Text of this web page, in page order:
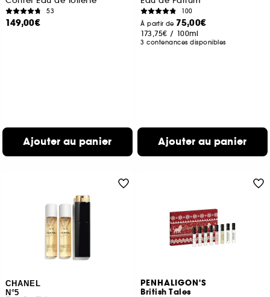
53
149,00€
Ajouter au panier
100
À partir de 75,00€
173,75€ / 100ml
3 contenances disponibles
Ajouter au panier
CHANEL
N°5
PENHALIGON'S
British Tales